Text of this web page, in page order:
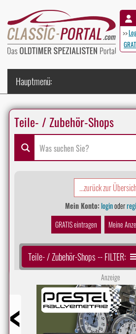
>>
Teile- / Zubehör-Shops
...zurück zur
Mein Konto:loginoder
GRATIS eintragen
Meine
Teile- / Zubehör-Shops -- FILTER:
Anzeige